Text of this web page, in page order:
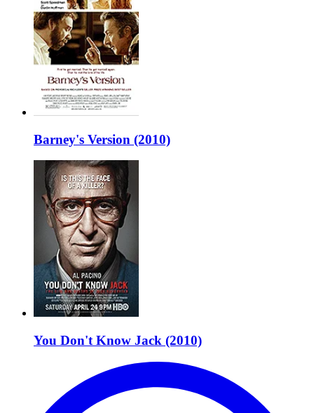
Barney's Version (2010)
You Don't Know Jack (2010)